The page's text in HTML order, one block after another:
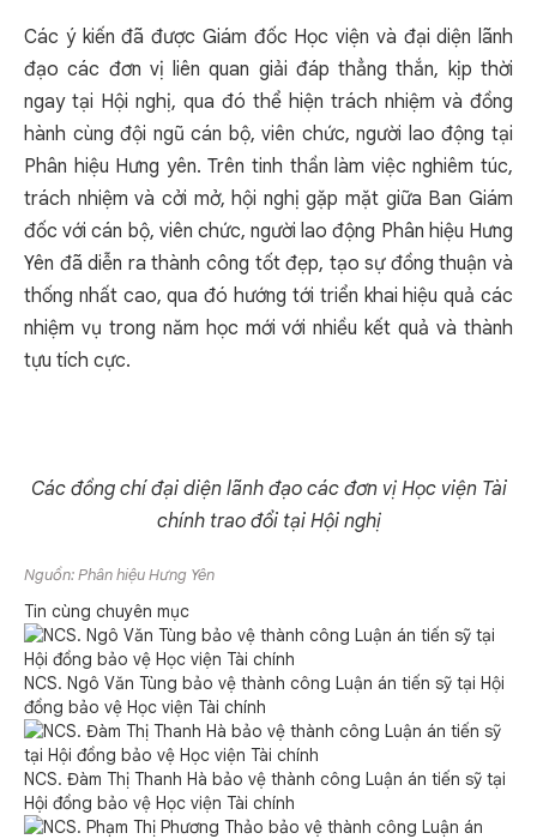
Các ý kiến đã được Giám đốc Học viện và đại diện lãnh
đạo các đơn vị liên quan giải đáp thẳng thắn, kịp thời
ngay tại Hội nghị, qua đó thể hiện trách nhiệm và đồng
hành cùng đội ngũ cán bộ, viên chức, người lao động tại
Phân hiệu Hưng yên. Trên tinh thần làm việc nghiêm túc,
trách nhiệm và cởi mở, hội nghị gặp mặt giữa Ban Giám
đốc với cán bộ, viên chức, người lao động Phân hiệu Hưng
Yên đã diễn ra thành công tốt đẹp, tạo sự đồng thuận và
thống nhất cao, qua đó hướng tới triển khai hiệu quả các
nhiệm vụ trong năm học mới với nhiều kết quả và thành
tựu tích cực.
Các đồng chí đại diện lãnh đạo các đơn vị Học viện Tài
chính trao đổi tại Hội nghị
Nguồn: Phân hiệu Hưng Yên
Tin cùng chuyên mục
NCS. Ngô Văn Tùng bảo vệ thành công Luận án tiến sỹ tại Hội
đồng bảo vệ Học viện Tài chính
NCS. Đàm Thị Thanh Hà bảo vệ thành công Luận án tiến sỹ tại
Hội đồng bảo vệ Học viện Tài chính